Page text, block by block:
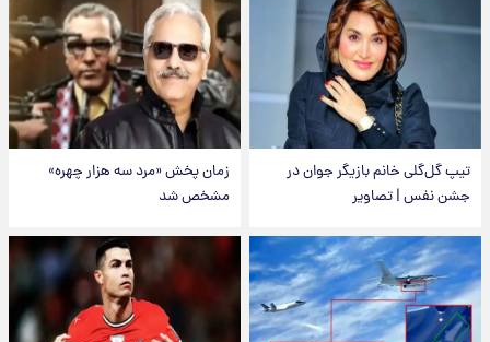
تیپ گل‌گلی خانم بازیگر جوان در
جشن نفس | تصاویر
زمان پخش «مرد سه هزار چهره»
مشخص شد